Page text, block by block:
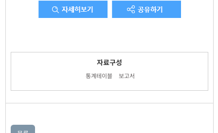
자료구성
통계테이블 보고서